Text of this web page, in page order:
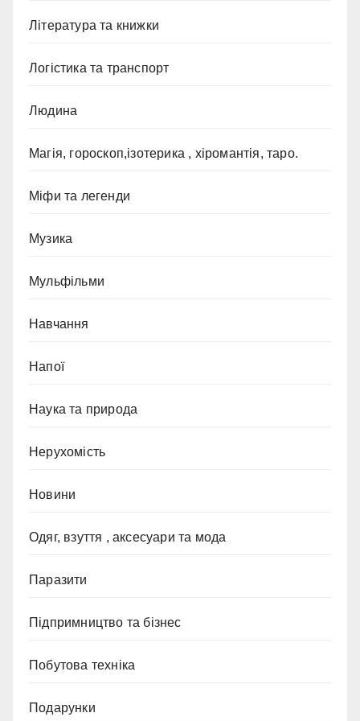
Література та книжки
Логістика та транспорт
Людина
Магія, гороскоп,ізотерика , хіромантія, таро.
Міфи та легенди
Музика
Мульфільми
Навчання
Напої
Наука та природа
Нерухомість
Новини
Одяг, взуття , аксесуари та мода
Паразити
Підпримництво та бізнес
Побутова техніка
Подарунки